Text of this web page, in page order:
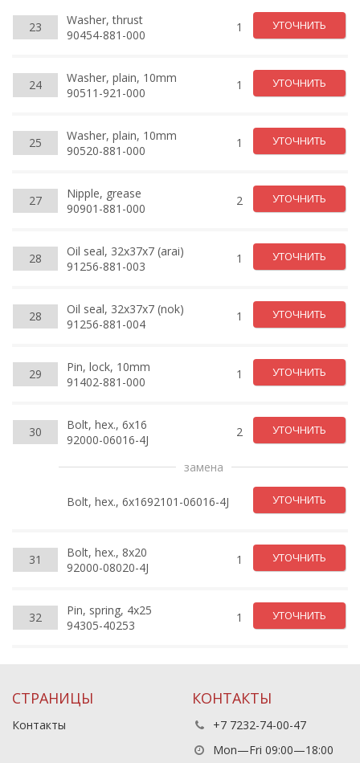
23
Washer, thrust
90454-881-000
1 УТОЧНИТЬ
24
Washer, plain, 10mm
90511-921-000
1 УТОЧНИТЬ
25
Washer, plain, 10mm
90520-881-000
1 УТОЧНИТЬ
27
Nipple, grease
90901-881-000
2 УТОЧНИТЬ
28
Oil seal, 32x37x7 (arai)
91256-881-003
1 УТОЧНИТЬ
28
Oil seal, 32x37x7 (nok)
91256-881-004
1 УТОЧНИТЬ
29
Pin, lock, 10mm
91402-881-000
1 УТОЧНИТЬ
30
Bolt, hex., 6x16
92000-06016-4J
2 УТОЧНИТЬ
замена
Bolt, hex., 6x1692101-06016-4J УТОЧНИТЬ
31
Bolt, hex., 8x20
92000-08020-4J
1 УТОЧНИТЬ
32
Pin, spring, 4x25
94305-40253
1 УТОЧНИТЬ
СТРАНИЦЫ
Контакты
КОНТАКТЫ
+7 7232-74-00-47
Mon—Fri 09:00—18:00